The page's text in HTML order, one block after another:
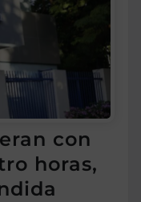
con
horas,